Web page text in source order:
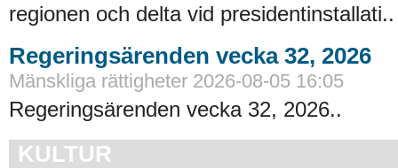
regionen och delta vid presidentinstallati..
Regeringsärenden vecka 32, 2026
Mänskliga rättigheter 2026-08-05 16:05
Regeringsärenden vecka 32, 2026..
KULTUR